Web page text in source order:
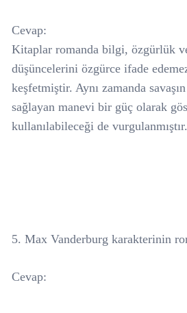
Cevap:
Kitaplar romanda bilgi, özgürlük
düşüncelerini özgürce ifade
keşfetmiştir. Aynı zamanda savaşın
sağlayan manevi bir güç olarak
kullanılabileceği de vurgulanmıştır.
5. Max Vanderburg karakterinin
Cevap: